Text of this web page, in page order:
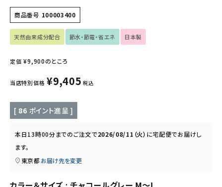
フード・ドリンク
ブランド
定期購入
ナチュラムーン
エコリュクス
商品番号 100003400
天然由来成分配合 節水・節電・省エネ 日本製
定価 ¥9,900のところ
当店特別価格 ¥9,405 税込
[ 86 ポイント進呈 ]
本日13時00分までのご注文で2026/08/11（火） に宅配便でお届けし
ます。
東京都 お届け先を変更